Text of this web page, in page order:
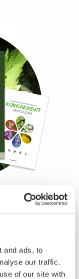
and ads, to
our traffic.
of our site with
60 €
vaikka tuliaisiksi